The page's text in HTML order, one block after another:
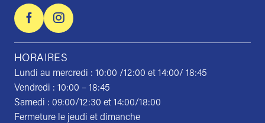
HORAIRES
Lundi au mercredi : 10:00 /12:00 et 14:00/ 18:45
Vendredi : 10:00 – 18:45
Samedi : 09:00/12:30 et 14:00/18:00
Fermeture le jeudi et dimanche